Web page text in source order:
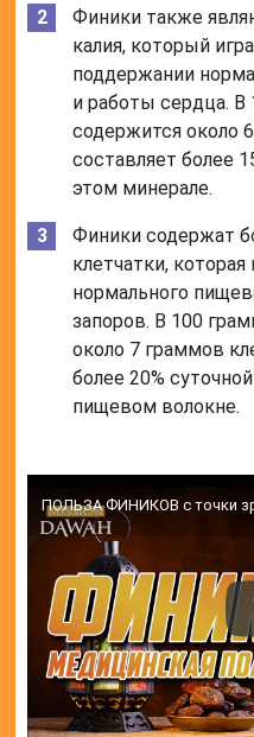
Финики также
калия, который
поддержании
и работы сердца.
содержится около
составляет более
этом минерале.
Финики содержат
клетчатки,
нормального
запоров. В 100
около 7 граммов
более 20%
пищевом волокне.